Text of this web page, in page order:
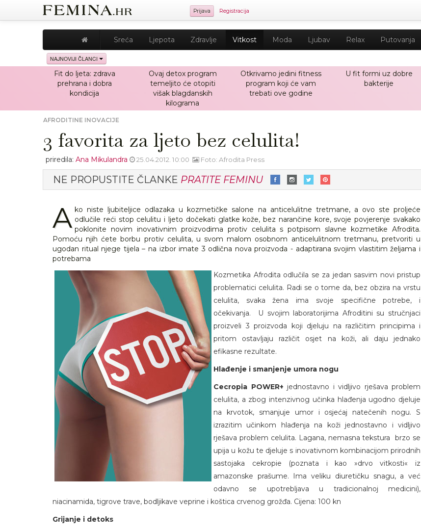
Prijava Registracija
Sreća Ljepota Zdravlje Vitkost Moda Ljubav Relax Putovanja
NAJNOVIJI ČLANCI
Fit do ljeta: zdrava
prehrana i dobra
kondicija
Ovaj detox program
temeljito će otopiti
višak blagdanskih
kilograma
Otkrivamo jedini fitness
program koji će vam
trebati ove godine
U fit formi uz dobre
bakterije
AFRODITINE INOVACIJE
3 favorita za ljeto bez celulita!
priredila: Ana Mikulandra 25.04.2012. 10:00 Foto: Afrodita Press
NE PROPUSTITE ČLANKE PRATITE FEMINU
A ko niste ljubiteljice odlazaka u kozmetičke salone na anticelulitne tretmane, a ovo ste proljeće
odlučile reći stop celulitu i ljeto dočekati glatke kože, bez narančine kore, svoje povjerenje svakako
poklonite novim inovativnim proizvodima protiv celulita s potpisom slavne kozmetike Afrodita.
Pomoću njih ćete borbu protiv celulita, u svom malom osobnom anticelulitnom tretmanu, pretvoriti u
ugodan ritual njege tijela – na izbor imate 3 odlična nova proizvoda - adaptirana svojim vlastitim željama i
potrebama
Kozmetika Afrodita odlučila se za jedan sasvim novi pristup
problematici celulita. Radi se o tome da, bez obzira na vrstu
celulita, svaka žena ima svoje specifične potrebe, i
očekivanja. U svojim laboratorijima Afroditini su stručnjaci
proizveli 3 proizvoda koji djeluju na različitim principima i
pritom ostavljaju različit osjet na koži, ali daju jednako
efikasne rezultate.
Hlađenje i smanjenje umora nogu
Cecropia POWER+ jednostavno i vidljivo rješava problem
celulita, a zbog intenzivnog učinka hlađenja ugodno djeluje
na krvotok, smanjuje umor i osjećaj natečenih nogu. S
izrazitim učinkom hlađenja na koži jednostavno i vidljivo
rješava problem celulita. Lagana, nemasna tekstura brzo se
upija u kožu te djeluje s inovativnom kombinacijom prirodnih
sastojaka cekropie (poznata i kao »drvo vitkosti« iz
amazonske prašume. Ima veliku diuretičku snagu, a već
odavno se upotrebljava u tradicionalnoj medicini),
niacinamida, tigrove trave, bodljikave veprine i koštica crvenog grožđa. Cijena: 100 kn
Grijanje i detoks